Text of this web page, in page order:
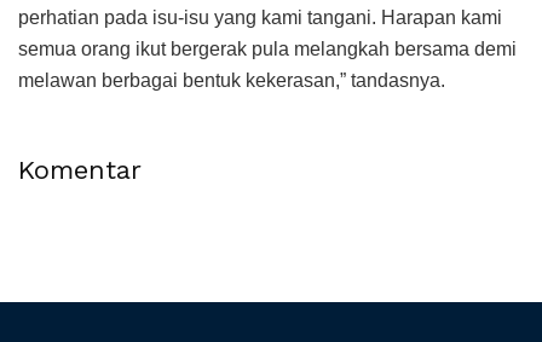
perhatian pada isu-isu yang kami tangani. Harapan kami
semua orang ikut bergerak pula melangkah bersama demi
melawan berbagai bentuk kekerasan,” tandasnya.
Komentar